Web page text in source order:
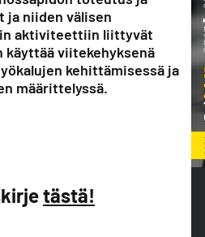
ja niiden välisen
aktiviteettiin liittyvät
käyttää viitekehyksenä
kehittämisessä ja
määrittelyssä.
tästä!